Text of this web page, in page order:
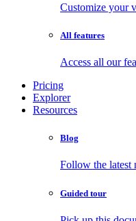
Customize your
All features
Access all our
Pricing
Explorer
Resources
Blog
Follow the latest
Guided tour